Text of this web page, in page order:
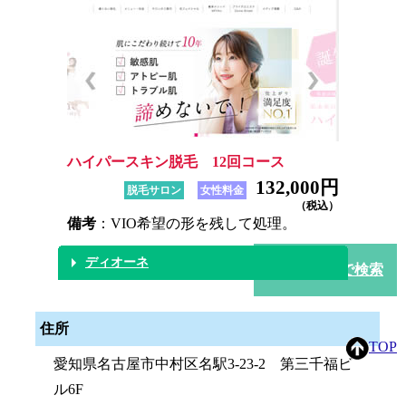
ハイパースキン脱毛 12回コース
脱毛サロン 女性料金 132,000円
（税込）
備考 ：VIO希望の形を残して処理。
ディオーネ
住所
愛知県名古屋市中村区名駅3-23-2 第三千福ビ
ル6F
市区町村別で検索
TOP